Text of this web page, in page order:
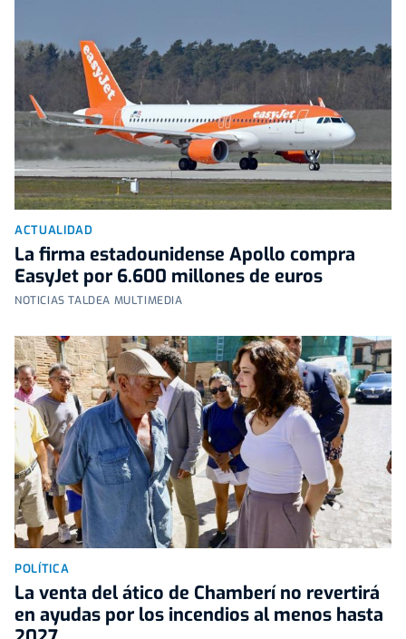
ACTUALIDAD
La firma estadounidense Apollo compra
EasyJet por 6.600 millones de euros
NOTICIAS TALDEA MULTIMEDIA
POLÍTICA
La venta del ático de Chamberí no revertirá
en ayudas por los incendios al menos hasta